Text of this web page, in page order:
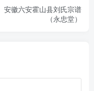
安徽六安霍山县刘氏宗谱
（永忠堂）